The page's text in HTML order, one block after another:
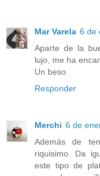
Mar Varela 6 de
Aparte de la
lujo, me ha
Un beso
Responder
Merchi 6 de
Además de
riquisimo. Da
este tipo de